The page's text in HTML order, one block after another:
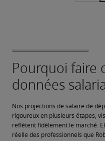
Nos projections de salaire de
rigoureux en plusieurs étapes,
reflètent fidèlement le marché.
réelle des professionnels que